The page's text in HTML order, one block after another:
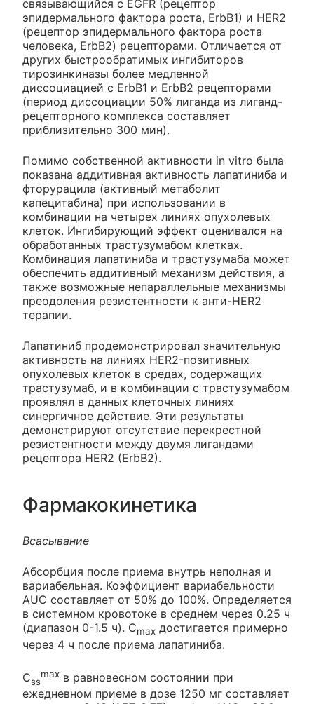
связывающийся с EGFR (рецептор
эпидермального фактора роста, ErbB1) и HER2
(рецептор эпидермального фактора роста
человека, ErbВ2) рецепторами. Отличается от
других быстрообратимых ингибиторов
тирозинкиназы более медленной
диссоциацией с ErbB1 и ErbВ2 рецепторами
(период диссоциации 50% лиганда из лиганд-
рецепторного комплекса составляет
приблизительно 300 мин).
Помимо собственной активности in vitro была
показана аддитивная активность лапатиниба и
фторурацила (активный метаболит
капецитабина) при использовании в
комбинации на четырех линиях опухолевых
клеток. Ингибирующий эффект оценивался на
обработанных трастузумабом клетках.
Комбинация лапатиниба и трастузумаба может
обеспечить аддитивный механизм действия, а
также возможные непараллельные механизмы
преодоления резистентности к анти-HER2
терапии.
Лапатиниб продемонстрировал значительную
активность на линиях HER2-позитивных
опухолевых клеток в средах, содержащих
трастузумаб, и в комбинации с трастузумабом
проявлял в данных клеточных линиях
синергичное действие. Эти результаты
демонстрируют отсутствие перекрестной
резистентности между двумя лигандами
рецептора HER2 (ErbB2).
Фармакокинетика
Всасывание
Абсорбция после приема внутрь неполная и
вариабельная. Коэффициент вариабельности
AUC составляет от 50% до 100%. Определяется
в системном кровотоке в среднем через 0.25 ч
(диапазон 0-1.5 ч). Сmax достигается примерно
через 4 ч после приема лапатиниба.
Css
max в равновесном состоянии при
ежедневном приеме в дозе 1250 мг составляет